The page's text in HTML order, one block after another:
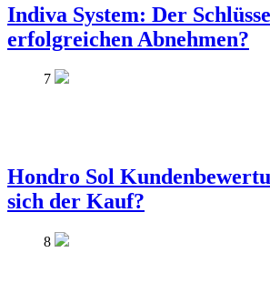
Indiva System: Der
erfolgreichen Abnehmen?
7
Hondro Sol
sich der Kauf?
8